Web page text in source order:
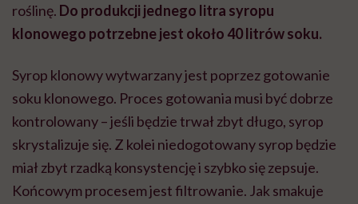
roślinę. Do produkcji jednego litra syropu
klonowego potrzebne jest około 40 litrów soku.
Syrop klonowy wytwarzany jest poprzez gotowanie
soku klonowego. Proces gotowania musi być dobrze
kontrolowany – jeśli będzie trwał zbyt długo, syrop
skrystalizuje się. Z kolei niedogotowany syrop będzie
miał zbyt rzadką konsystencję i szybko się zepsuje.
Końcowym procesem jest filtrowanie. Jak smakuje